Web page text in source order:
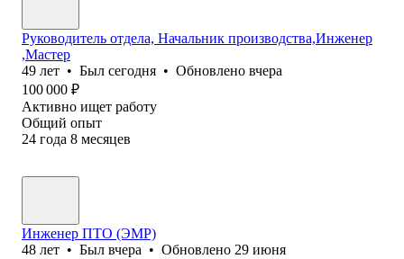
Руководитель отдела, Начальник производства,Инженер
,Мастер
49 лет • Был сегодня • Обновлено вчера
100 000 ₽
Активно ищет работу
Общий опыт
24 года 8 месяцев
Инженер ПТО (ЭМР)
48 лет • Был вчера • Обновлено 29 июня